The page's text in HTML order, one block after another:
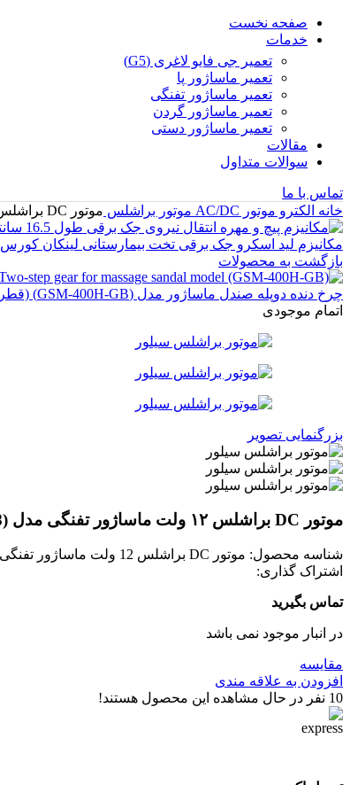
صفحه نخست
خدمات
تعمیر جی فایو لاغری (G5)
تعمیر ماساژور پا
تعمیر ماساژور تفنگی
تعمیر ماساژور گردن
تعمیر ماساژور دستی
مقالات
سوالات متداول
تماس با ما
خانه الکترو موتور AC/DC موتور براشلس موتور DC براشلس ۱۲ ولت ماساژور تفنگی مدل (BL4818E.16-8)
مکانیزم لید اسکرو جک برقی تخت بیمارستانی لینکان کورس 10 سانتیمتر
بازگشت به محصولات
چرخ دنده دوپله صندل ماساژور مدل (GSM-400H-GB) (قطر چرخ دنده بزرگ: 47 میلیمتر)
اتمام موجودی
بزرگنمایی تصویر
موتور DC براشلس ۱۲ ولت ماساژور تفنگی مدل (BL4818E.16-8)
شناسه محصول: موتور DC براشلس 12 ولت ماساژور تفنگی مدل (BL4818E.16-8)
اشتراک گذاری:
تماس بگیرید
در انبار موجود نمی باشد
مقایسه
افزودن به علاقه مندی
10 نفر در حال مشاهده این محصول هستند!